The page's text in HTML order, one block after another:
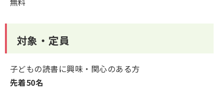
対象・定員
子どもの読書に興味・関心のある方
先着50名